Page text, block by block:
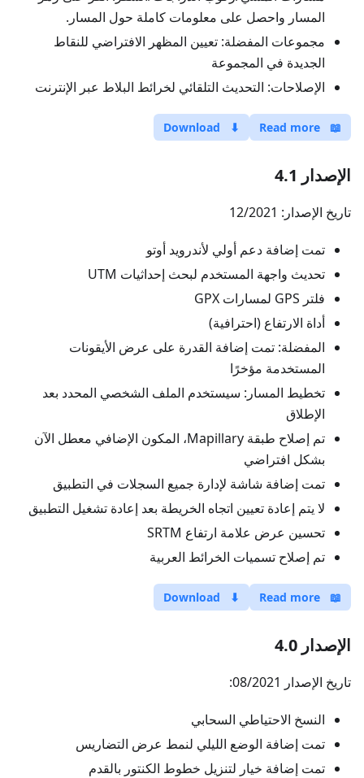
المسار واحصل على معلومات كاملة حول المسار.
مجموعات المفضلة: تعيين المظهر الافتراضي للنقاط
الجديدة في المجموعة
الإصلاحات: التحديث التلقائي لخرائط البلاط عبر الإنترنت
📖
Read more
⬇
Download
الإصدار 4.1
تاريخ الإصدار: 12/2021
تمت إضافة دعم أولي لأندرويد أوتو
تحديث واجهة المستخدم لبحث إحداثيات UTM
فلتر GPS لمسارات GPX
أداة الارتفاع (احترافية)
المفضلة: تمت إضافة القدرة على عرض الأيقونات
المستخدمة مؤخرًا
تخطيط المسار: سيستخدم الملف الشخصي المحدد بعد
الإطلاق
تم إصلاح طبقة Mapillary، المكون الإضافي معطل الآن
بشكل افتراضي
تمت إضافة شاشة لإدارة جميع السجلات في التطبيق
لا يتم إعادة تعيين اتجاه الخريطة بعد إعادة تشغيل التطبيق
تحسين عرض علامة ارتفاع SRTM
تم إصلاح تسميات الخرائط العربية
📖
Read more
⬇
Download
الإصدار 4.0
تاريخ الإصدار 08/2021:
النسخ الاحتياطي السحابي
تمت إضافة الوضع الليلي لنمط عرض التضاريس
تمت إضافة خيار لتنزيل خطوط الكنتور بالقدم